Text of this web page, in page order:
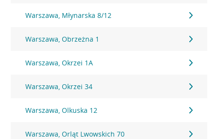
Warszawa, Młynarska 8/12
Warszawa, Obrzeżna 1
Warszawa, Okrzei 1A
Warszawa, Okrzei 34
Warszawa, Olkuska 12
Warszawa, Orląt Lwowskich 70